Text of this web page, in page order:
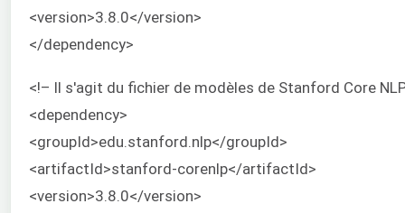
<version>3.8.0</version>
</dependency>
<!– Il s'agit du fichier de modèles de Stanford Core
<dependency>
<groupId>edu.stanford.nlp</groupId>
<artifactId>stanford-corenlp</artifactId>
<version>3.8.0</version>